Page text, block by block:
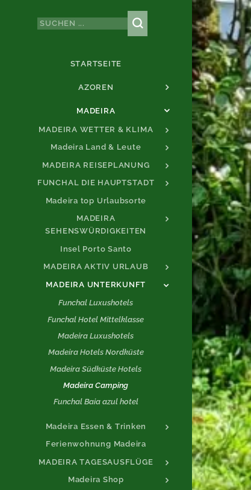
STARTSEITE
AZOREN
MADEIRA
MADEIRA WETTER & KLIMA
Madeira Land & Leute
MADEIRA REISEPLANUNG
FUNCHAL DIE HAUPTSTADT
Madeira top Urlaubsorte
MADEIRA
SEHENSWÜRDIGKEITEN
Insel Porto Santo
MADEIRA AKTIV URLAUB
MADEIRA UNTERKUNFT
Funchal Luxushotels
Funchal Hotel Mittelklasse
Madeira Luxushotels
Madeira Hotels Nordküste
Madeira Südküste Hotels
Madeira Camping
Funchal Baia azul hotel
Madeira Essen & Trinken
Ferienwohnung Madeira
MADEIRA TAGESAUSFLÜGE
Madeira Shop